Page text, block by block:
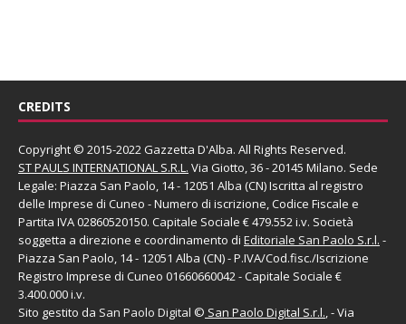
CREDITS
Copyright © 2015-2022 Gazzetta D'Alba. All Rights Reserved.
ST PAULS INTERNATIONAL S.R.L. Via Giotto, 36 - 20145 Milano. Sede
Legale: Piazza San Paolo, 14 - 12051 Alba (CN) Iscritta al registro
delle Imprese di Cuneo - Numero di iscrizione, Codice Fiscale e
Partita IVA 02860520150. Capitale Sociale € 479.552 i.v. Società
soggetta a direzione e coordinamento di Editoriale San Paolo S.r.l. -
Piazza San Paolo, 14 - 12051 Alba (CN) - P.IVA/Cod.fisc./Iscrizione
Registro Imprese di Cuneo 01660660042 - Capitale Sociale €
3.400.000 i.v.
Sito gestito da San Paolo Digital © San Paolo Digital S.r.l., - Via